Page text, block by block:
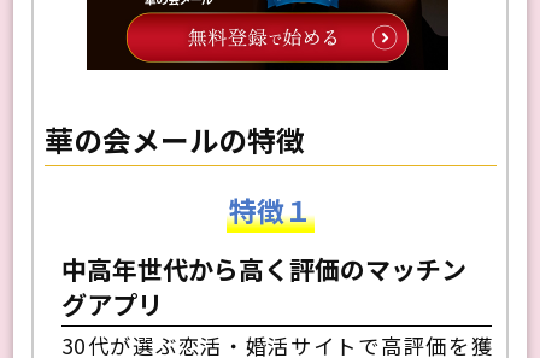
華の会メールの特徴
特徴１
中高年世代から高く評価のマッチン
グアプリ